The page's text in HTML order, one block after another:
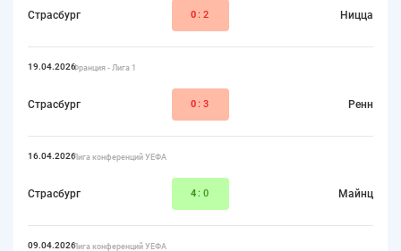
Страсбург 0:2 Ницца
19.04.2026Франция - Лига 1
Страсбург 0:3 Ренн
16.04.2026Лига конференций УЕФА
Страсбург 4:0 Майнц
09.04.2026Лига конференций УЕФА